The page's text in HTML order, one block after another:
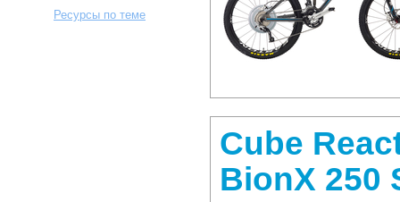
Ресурсы по теме
Cube
BionX 250